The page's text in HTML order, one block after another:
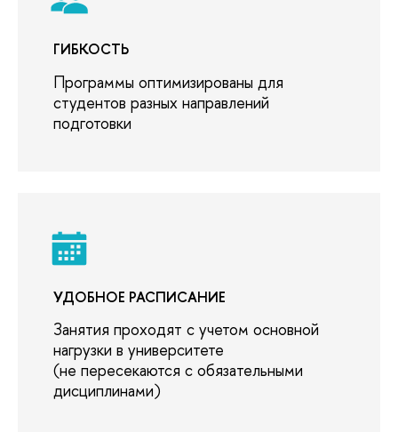
ГИБКОСТЬ
Программы оптимизированы для
студентов разных направлений
подготовки
УДОБНОЕ РАСПИСАНИЕ
Занятия проходят с учетом основной
нагрузки в университете
(не пересекаются с обязательными
дисциплинами)